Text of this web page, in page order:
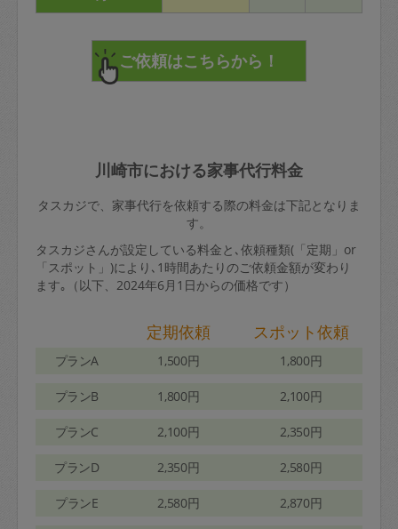
川崎市における家事代行料金
タスカジで、家事代行を依頼する際の料金は下記となりま
す。
タスカジさんが設定している料金と､依頼種類(「定期」or
「スポット」)により､1時間あたりのご依頼金額が変わり
ます｡（以下、2024年6月1日からの価格です）
定期依頼 スポット依頼
プランA 1,500円 1,800円
プランB 1,800円 2,100円
プランC 2,100円 2,350円
プランD 2,350円 2,580円
プランE 2,580円 2,870円